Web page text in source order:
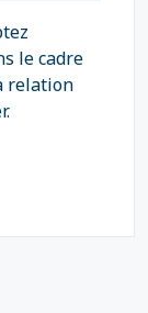
le cadre
relation